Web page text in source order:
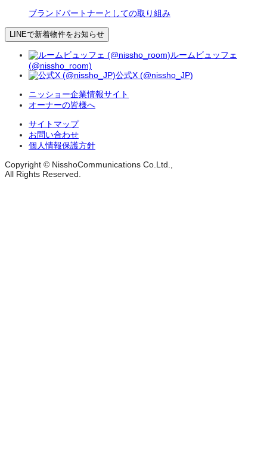
ブランドパートナーとしての取り組み
LINEで新着物件をお知らせ
ルームビュッフェ
(@nissho_room)
公式X (@nissho_JP)
ニッショー企業情報サイト
オーナーの皆様へ
サイトマップ
お問い合わせ
個人情報保護方針
Copyright © NisshoCommunications Co.Ltd.,
All Rights Reserved.